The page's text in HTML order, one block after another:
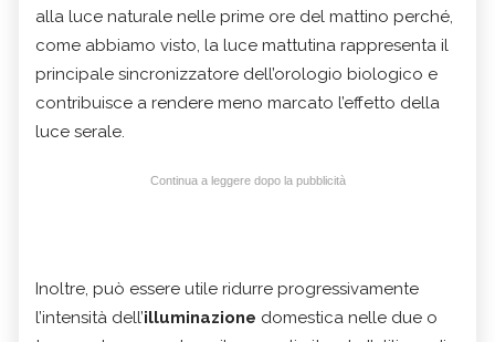
alla luce naturale nelle prime ore del mattino perché,
come abbiamo visto, la luce mattutina rappresenta il
principale sincronizzatore dell’orologio biologico e
contribuisce a rendere meno marcato l’effetto della
luce serale.
Continua a leggere dopo la pubblicità
Inoltre, può essere utile ridurre progressivamente
l’intensità dell’illuminazione domestica nelle due o